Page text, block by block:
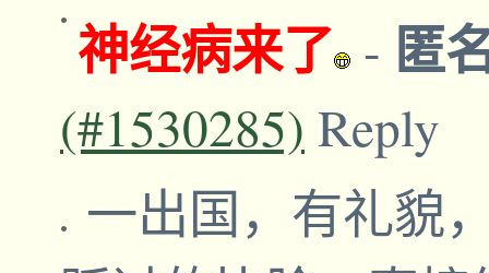
神经病来了 - 匿
(#1530285) Reply
一出国，有礼貌